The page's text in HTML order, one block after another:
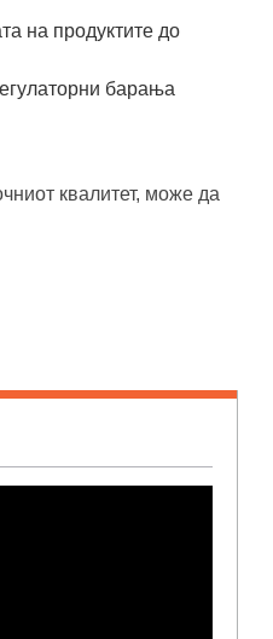
на продуктите до
барања
квалитет, може да